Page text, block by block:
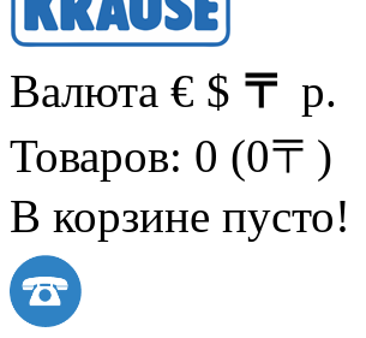
Валюта € $ 〒 р.
Товаров: 0 (0〒)
В корзине пусто!